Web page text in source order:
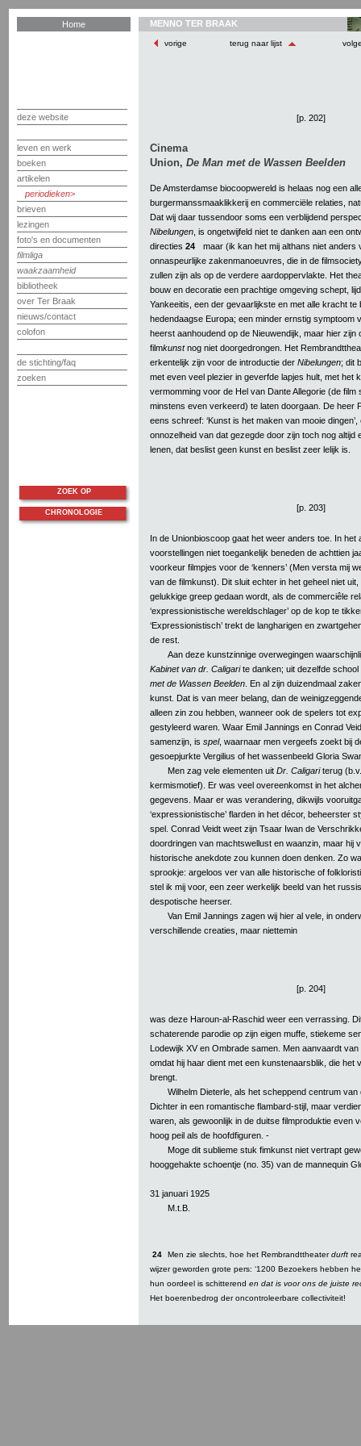
Home
deze website
leven en werk
boeken
artikelen
periodieken
brieven
lezingen
foto's en documenten
filmliga
waakzaamheid
bibliotheek
over Ter Braak
nieuws/contact
colofon
de stichting/faq
zoeken
MENNO TER BRAAK
vorige terug naar lijst
[p. 202]
Cinema
Union, De Man met de Wassen Beelden
De Amsterdamse biocoopwereld is helaas nog een
burgermanssmaaklikkerij en commerciële relaties,
Dat wij daar tussendoor soms een verblijdend
Nibelungen , is ongetwijfeld niet te danken aan een
directies 24
maar (ik kan het mij althans niet anders
onnaspeurlijke zakenmanoeuvres, die in de
zullen zijn als op de verdere aardoppervlakte. Het
bouw en decoratie een prachtige omgeving schept,
Yankeeitis, een der gevaarlijkste en met alle kracht te
hedendaagse Europa; een minder ernstig symptoom
heerst aanhoudend op de Nieuwendijk, maar hier zijn
filmkunstnog niet doorgedrongen. Het
erkentelijk zijn voor de introductie der Nibelungen; dit
met even veel plezier in geverfde lapjes hult, met het
vermomming voor de Hel van Dante Allegorie (de film
minstens even verkeerd) te laten doorgaan. De heer
eens schreef: ‘Kunst is het maken van mooie
onnozelheid van dat gezegde door zijn toch nog altijd
lenen, dat beslist geen kunst en beslist zeer lelijk is.
[p. 203]
In de Unionbioscoop gaat het weer anders toe. In het
voorstellingen niet toegankelijk beneden de achttien
voorkeur filmpjes voor de ‘kenners’ (Men versta mij
van de filmkunst). Dit sluit echter in het geheel niet
gelukkige greep gedaan wordt, als de commerciêle
‘expressionistische wereldschlager’ op de kop te
‘Expressionistisch’ trekt de langharigen en
de rest.
Aan deze kunstzinnige overwegingen
Kabinet van dr. Caligarite danken; uit dezelfde
met de Wassen Beelden . En al zijn duizendmaal
kunst. Dat is van meer belang, dan de
alleen zin zou hebben, wanneer ook de spelers tot
gestyleerd waren. Waar Emil Jannings en Conrad
samenzijn, is spel, waarnaar men vergeefs zoekt bij
gesoepjurkte Vergilius of het wassenbeeld Gloria
Men zag vele elementen uit Dr. Caligariterug
kermismotief). Er was veel overeenkomst in het
gegevens. Maar er was verandering, dikwijls
‘expressionistische’ flarden in het décor, beheerster
spel. Conrad Veidt weet zijn Tsaar Iwan de
doordringen van machtswellust en waanzin, maar hij
historische anekdote zou kunnen doen denken. Zo
sprookje: argeloos ver van alle historische of
stel ik mij voor, een zeer werkelijk beeld van het
despotische heerser.
Van Emil Jannings zagen wij hier al vele, in
verschillende creaties, maar niettemin
[p. 204]
was deze Haroun-al-Raschid weer een verrassing.
schaterende parodie op zijn eigen muffe, stiekeme
Lodewijk XV en Ombrade samen. Men aanvaardt
omdat hij haar dient met een kunstenaarsblik, die het
brengt.
Wilhelm Dieterle, als het scheppend centrum
Dichter in een romantische flambard-stijl, maar
waren, als gewoonlijk in de duitse filmproduktie even
hoog peil als de hoofdfiguren. -
Moge dit sublieme stuk fimkunst niet vertrapt
hooggehakte schoentje (no. 35) van de mannequin
31 januari 1925
M.t.B.
24 Men zie slechts, hoe het Rembrandttheaterdurft
wijzer geworden grote pers: ‘1200 Bezoekers hebben
hun oordeel is schitterend en dat is voor ons de juiste
Het boerenbedrog der oncontroleerbare collectiviteit!
ZOEK OP
CHRONOLOGIE